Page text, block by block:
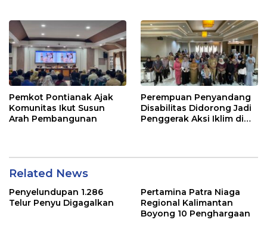
Pemkot Pontianak Ajak
Komunitas Ikut Susun
Arah Pembangunan
Perempuan Penyandang
Disabilitas Didorong Jadi
Penggerak Aksi Iklim di
Related News
Penyelundupan 1.286
Telur Penyu Digagalkan
Pertamina Patra Niaga
Regional Kalimantan
Boyong 10 Penghargaan